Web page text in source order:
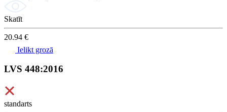
Skatīt
20.94 €
Ielikt grozā
LVS 448:2016
standarts